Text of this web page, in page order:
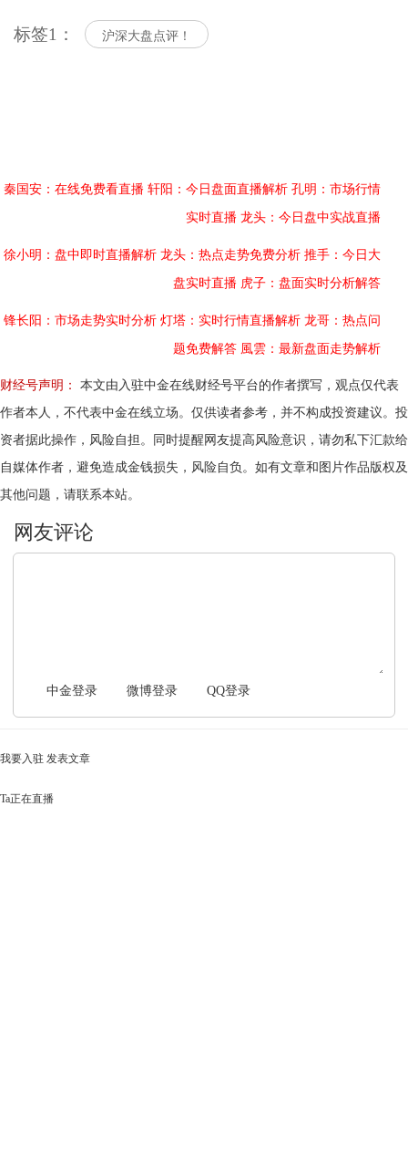
标签1： 沪深大盘点评！
秦国安：在线免费看直播 轩阳：今日盘面直播解析 孔明：市场行情
实时直播 龙头：今日盘中实战直播
徐小明：盘中即时直播解析 龙头：热点走势免费分析 推手：今日大
盘实时直播 虎子：盘面实时分析解答
锋长阳：市场走势实时分析 灯塔：实时行情直播解析 龙哥：热点问
题免费解答 風雲：最新盘面走势解析
财经号声明：
本文由入驻中金在线财经号平台的作者撰写，观点仅代表
作者本人，不代表中金在线立场。仅供读者参考，并不构成投资建议。投
资者据此操作，风险自担。同时提醒网友提高风险意识，请勿私下汇款给
自媒体作者，避免造成金钱损失，风险自负。如有文章和图片作品版权及
其他问题，请联系本站。
中金登录 微博登录 QQ登录
我要入驻 发表文章
Ta正在直播